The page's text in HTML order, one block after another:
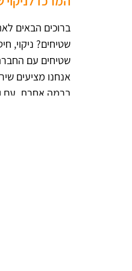
ברוכים הבאים
שטיחים? ניקוי,
שטיחים עם
אנחנו מציעים
ברמה אחרת, עם